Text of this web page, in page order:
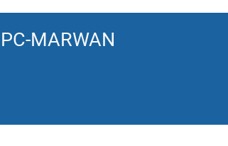
MARWAN